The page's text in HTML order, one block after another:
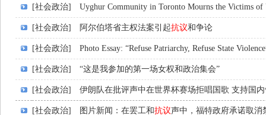
[社会政治] Uyghur Community in Toronto Mourns the Victims
[社会政治] 阿尔伯塔省主权法案引起抗议和争论
[社会政治] Photo Essay: “Refuse Patriarchy, Refuse State
[社会政治] “这是我参加的第一场女权和政治集会”
[社会政治] 伊朗队在批评声中在世界杯赛场拒唱国歌 支持国
[社会政治] 图片新闻：在罢工和抗议声中，福特政府承诺取消